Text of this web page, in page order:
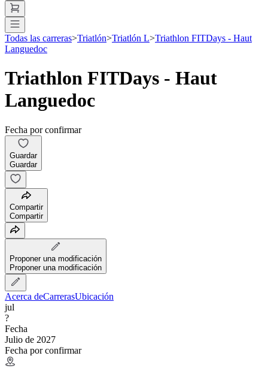
Todas las carreras>Triatlón>Triatlón L>Triathlon FITDays - Haut
Languedoc
Triathlon FITDays - Haut
Languedoc
Fecha por confirmar
Guardar
Guardar
Compartir
Compartir
Proponer una modificación
Proponer una modificación
Acerca deCarrerasUbicación
jul
?
Fecha
Julio de 2027
Fecha por confirmar